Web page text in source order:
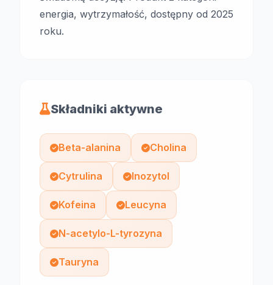
energia, wytrzymałość, dostępny od 2025
roku.
Składniki aktywne
Beta-alanina Cholina
Cytrulina Inozytol
Kofeina Leucyna
N-acetylo-L-tyrozyna
Tauryna